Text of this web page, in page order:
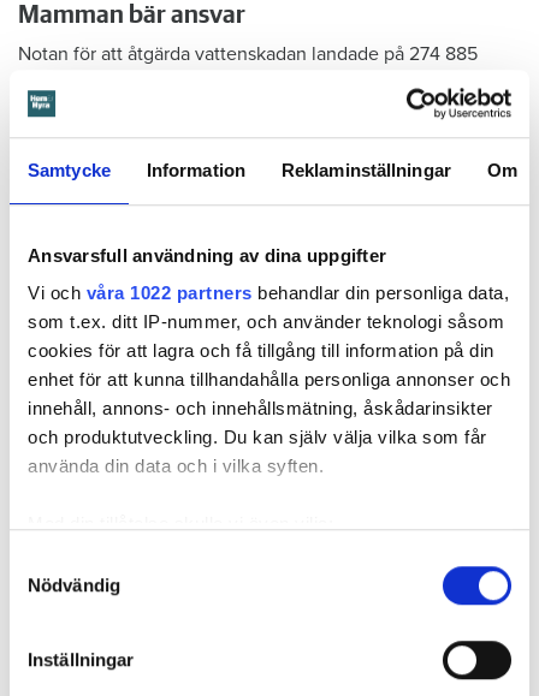
Samtycke Information Reklaminställningar Om
Ansvarsfull användning av dina uppgifter
Vi och våra 1022 partners behandlar din personliga data,
som t.ex. ditt IP-nummer, och använder teknologi såsom
cookies för att lagra och få tillgång till information på din
enhet för att kunna tillhandahålla personliga annonser och
innehåll, annons- och innehållsmätning, åskådarinsikter
och produktutveckling. Du kan själv välja vilka som får
använda din data och i vilka syften.
som kan ha en noggrannhet på upp till flera meter
Ta reda på mer om hur dina personliga uppgifter
Nödvändig
Inställningar
Mamman bär ansvar
Notan för att åtgärda vattenskadan landade på 274 885
enligt uppgifterna är barnet som orsakat skadan, är det
mamman som står på kontraktet. Därmed bär hon ansvar för
från att orsaka skadan eller begränsat den, är det mamman
I våras kallar tingsrätten till förhandling. Men mamman
dyker aldrig upp. Domstolen fattar därför en tredskodom.
Det vill säga en dom som kan meddelas när en part inte har
svarat eller kommer till förhandlingen. En sådan dom
innebär nästan alltid att den som står bakom stämningen, i
Ansvarsskyddet – en viktig del i hemförsäkringen
Enligt tredskodomen ska mamman betala närmare 300 000